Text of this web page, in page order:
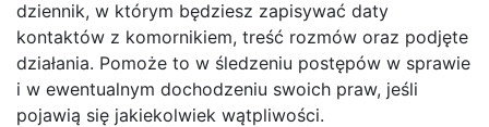
dziennik, w którym będziesz zapisywać daty
kontaktów z komornikiem, treść rozmów oraz podjęte
działania. Pomoże to w śledzeniu postępów w sprawie
i w ewentualnym dochodzeniu swoich praw, jeśli
pojawią się jakiekolwiek wątpliwości.